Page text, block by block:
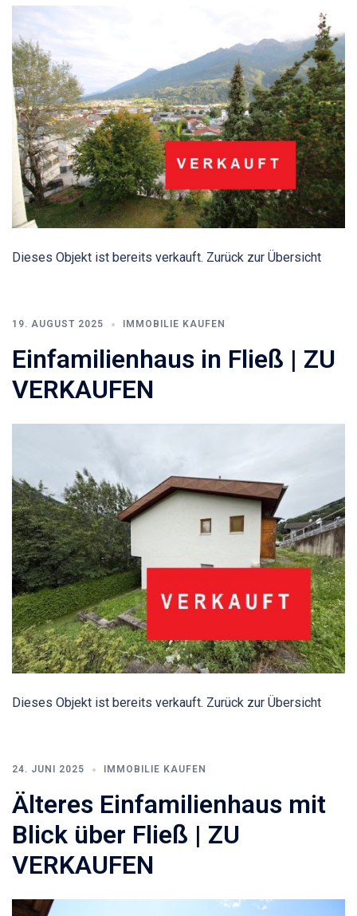
Dieses Objekt ist bereits verkauft. Zurück zur Übersicht
19. AUGUST 2025 IMMOBILIE KAUFEN
Einfamilienhaus in Fließ | ZU
VERKAUFEN
Dieses Objekt ist bereits verkauft. Zurück zur Übersicht
24. JUNI 2025 IMMOBILIE KAUFEN
Älteres Einfamilienhaus mit
Blick über Fließ | ZU
VERKAUFEN